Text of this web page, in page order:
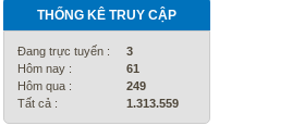
THỐNG KÊ TRUY CẬP
Đang trực tuyến :
3
Hôm nay :
61
Hôm qua :
249
Tất cả :
1.313.559